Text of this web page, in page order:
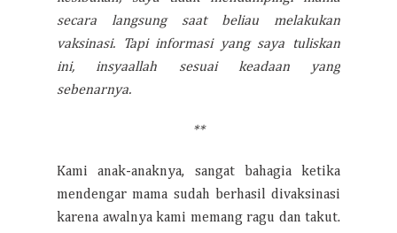
secara langsung saat beliau melakukan
vaksinasi. Tapi informasi yang saya tuliskan
ini, insyaallah sesuai keadaan yang
sebenarnya.
**
Kami anak-anaknya, sangat bahagia ketika
mendengar mama sudah berhasil divaksinasi
karena awalnya kami memang ragu dan takut.